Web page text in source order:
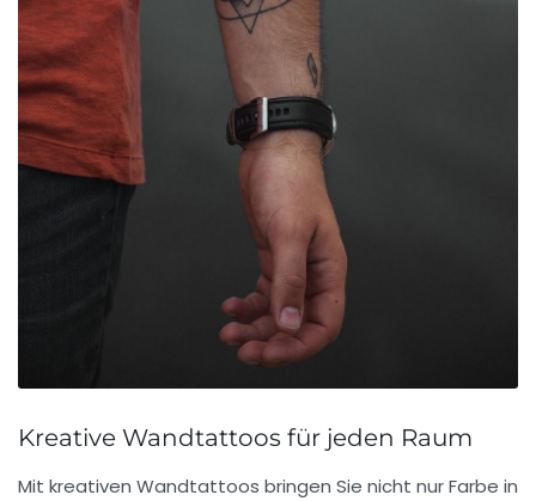
Kreative Wandtattoos für jeden Raum
Mit kreativen Wandtattoos bringen Sie nicht nur Farbe in